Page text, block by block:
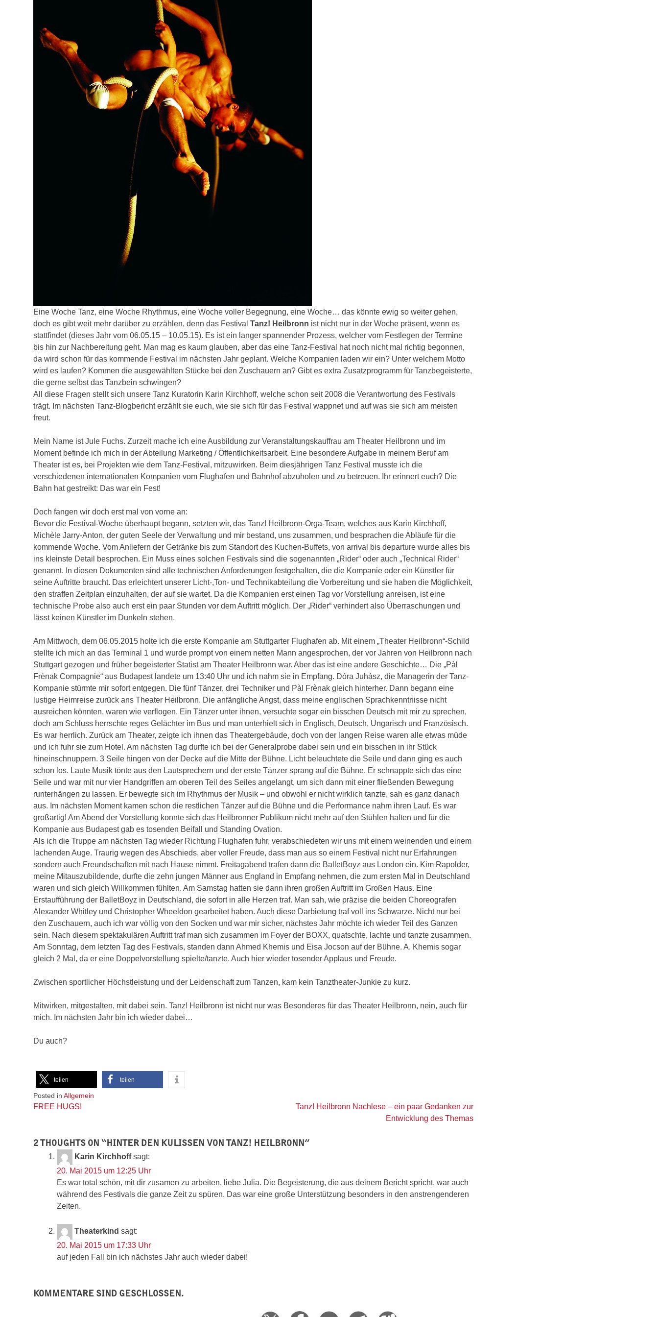
Eine Woche Tanz, eine Woche Rhythmus, eine Woche voller Begegnung, eine Woche… das könnte ewig so weiter gehen,
doch es gibt weit mehr darüber zu erzählen, denn das Festival Tanz! Heilbronn ist nicht nur in der Woche präsent, wenn es
stattfindet (dieses Jahr vom 06.05.15 – 10.05.15). Es ist ein langer spannender Prozess, welcher vom Festlegen der Termine
bis hin zur Nachbereitung geht. Man mag es kaum glauben, aber das eine Tanz-Festival hat noch nicht mal richtig begonnen,
da wird schon für das kommende Festival im nächsten Jahr geplant. Welche Kompanien laden wir ein? Unter welchem Motto
wird es laufen? Kommen die ausgewählten Stücke bei den Zuschauern an? Gibt es extra Zusatzprogramm für Tanzbegeisterte,
die gerne selbst das Tanzbein schwingen?
All diese Fragen stellt sich unsere Tanz Kuratorin Karin Kirchhoff, welche schon seit 2008 die Verantwortung des Festivals
trägt. Im nächsten Tanz-Blogbericht erzählt sie euch, wie sie sich für das Festival wappnet und auf was sie sich am meisten
freut.
Mein Name ist Jule Fuchs. Zurzeit mache ich eine Ausbildung zur Veranstaltungskauffrau am Theater Heilbronn und im
Moment befinde ich mich in der Abteilung Marketing / Öffentlichkeitsarbeit. Eine besondere Aufgabe in meinem Beruf am
Theater ist es, bei Projekten wie dem Tanz-Festival, mitzuwirken. Beim diesjährigen Tanz Festival musste ich die
verschiedenen internationalen Kompanien vom Flughafen und Bahnhof abzuholen und zu betreuen. Ihr erinnert euch? Die
Bahn hat gestreikt: Das war ein Fest!
Doch fangen wir doch erst mal von vorne an:
Bevor die Festival-Woche überhaupt begann, setzten wir, das Tanz! Heilbronn-Orga-Team, welches aus Karin Kirchhoff,
Michèle Jarry-Anton, der guten Seele der Verwaltung und mir bestand, uns zusammen, und besprachen die Abläufe für die
kommende Woche. Vom Anliefern der Getränke bis zum Standort des Kuchen-Buffets, von arrival bis departure wurde alles bis
ins kleinste Detail besprochen. Ein Muss eines solchen Festivals sind die sogenannten „Rider“ oder auch „Technical Rider“
genannt. In diesen Dokumenten sind alle technischen Anforderungen festgehalten, die die Kompanie oder ein Künstler für
seine Auftritte braucht. Das erleichtert unserer Licht-,Ton- und Technikabteilung die Vorbereitung und sie haben die Möglichkeit,
den straffen Zeitplan einzuhalten, der auf sie wartet. Da die Kompanien erst einen Tag vor Vorstellung anreisen, ist eine
technische Probe also auch erst ein paar Stunden vor dem Auftritt möglich. Der „Rider“ verhindert also Überraschungen und
lässt keinen Künstler im Dunkeln stehen.
Am Mittwoch, dem 06.05.2015 holte ich die erste Kompanie am Stuttgarter Flughafen ab. Mit einem „Theater Heilbronn“-Schild
stellte ich mich an das Terminal 1 und wurde prompt von einem netten Mann angesprochen, der vor Jahren von Heilbronn nach
Stuttgart gezogen und früher begeisterter Statist am Theater Heilbronn war. Aber das ist eine andere Geschichte… Die „Pàl
Frènak Compagnie“ aus Budapest landete um 13:40 Uhr und ich nahm sie in Empfang. Dóra Juhász, die Managerin der Tanz-
Kompanie stürmte mir sofort entgegen. Die fünf Tänzer, drei Techniker und Pàl Frènak gleich hinterher. Dann begann eine
lustige Heimreise zurück ans Theater Heilbronn. Die anfängliche Angst, dass meine englischen Sprachkenntnisse nicht
ausreichen könnten, waren wie verflogen. Ein Tänzer unter ihnen, versuchte sogar ein bisschen Deutsch mit mir zu sprechen,
doch am Schluss herrschte reges Gelächter im Bus und man unterhielt sich in Englisch, Deutsch, Ungarisch und Französisch.
Es war herrlich. Zurück am Theater, zeigte ich ihnen das Theatergebäude, doch von der langen Reise waren alle etwas müde
und ich fuhr sie zum Hotel. Am nächsten Tag durfte ich bei der Generalprobe dabei sein und ein bisschen in ihr Stück
hineinschnuppern. 3 Seile hingen von der Decke auf die Mitte der Bühne. Licht beleuchtete die Seile und dann ging es auch
schon los. Laute Musik tönte aus den Lautsprechern und der erste Tänzer sprang auf die Bühne. Er schnappte sich das eine
Seile und war mit nur vier Handgriffen am oberen Teil des Seiles angelangt, um sich dann mit einer fließenden Bewegung
runterhängen zu lassen. Er bewegte sich im Rhythmus der Musik – und obwohl er nicht wirklich tanzte, sah es ganz danach
aus. Im nächsten Moment kamen schon die restlichen Tänzer auf die Bühne und die Performance nahm ihren Lauf. Es war
großartig! Am Abend der Vorstellung konnte sich das Heilbronner Publikum nicht mehr auf den Stühlen halten und für die
Kompanie aus Budapest gab es tosenden Beifall und Standing Ovation.
Als ich die Truppe am nächsten Tag wieder Richtung Flughafen fuhr, verabschiedeten wir uns mit einem weinenden und einem
lachenden Auge. Traurig wegen des Abschieds, aber voller Freude, dass man aus so einem Festival nicht nur Erfahrungen
sondern auch Freundschaften mit nach Hause nimmt. Freitagabend trafen dann die BalletBoyz aus London ein. Kim Rapolder,
meine Mitauszubildende, durfte die zehn jungen Männer aus England in Empfang nehmen, die zum ersten Mal in Deutschland
waren und sich gleich Willkommen fühlten. Am Samstag hatten sie dann ihren großen Auftritt im Großen Haus. Eine
Erstaufführung der BalletBoyz in Deutschland, die sofort in alle Herzen traf. Man sah, wie präzise die beiden Choreografen
Alexander Whitley und Christopher Wheeldon gearbeitet haben. Auch diese Darbietung traf voll ins Schwarze. Nicht nur bei
den Zuschauern, auch ich war völlig von den Socken und war mir sicher, nächstes Jahr möchte ich wieder Teil des Ganzen
sein. Nach diesem spektakulären Auftritt traf man sich zusammen im Foyer der BOXX, quatschte, lachte und tanzte zusammen.
Am Sonntag, dem letzten Tag des Festivals, standen dann Ahmed Khemis und Eisa Jocson auf der Bühne. A. Khemis sogar
gleich 2 Mal, da er eine Doppelvorstellung spielte/tanzte. Auch hier wieder tosender Applaus und Freude.
Zwischen sportlicher Höchstleistung und der Leidenschaft zum Tanzen, kam kein Tanztheater-Junkie zu kurz.
Mitwirken, mitgestalten, mit dabei sein. Tanz! Heilbronn ist nicht nur was Besonderes für das Theater Heilbronn, nein, auch für
mich. Im nächsten Jahr bin ich wieder dabei…
Du auch?
teilen teilen
Posted in Allgemein
Beitragsnavigation
FREE HUGS!
Tanz! Heilbronn Nachlese – ein paar Gedanken zur
Entwicklung des Themas
2 THOUGHTS ON “HINTER DEN KULISSEN VON TANZ! HEILBRONN”
Karin Kirchhoff sagt:
20. Mai 2015 um 12:25 Uhr
Es war total schön, mit dir zusamen zu arbeiten, liebe Julia. Die Begeisterung, die aus deinem Bericht spricht, war auch
während des Festivals die ganze Zeit zu spüren. Das war eine große Unterstützung besonders in den anstrengenderen
Zeiten.
Theaterkind sagt:
20. Mai 2015 um 17:33 Uhr
auf jeden Fall bin ich nächstes Jahr auch wieder dabei!
KOMMENTARE SIND GESCHLOSSEN.